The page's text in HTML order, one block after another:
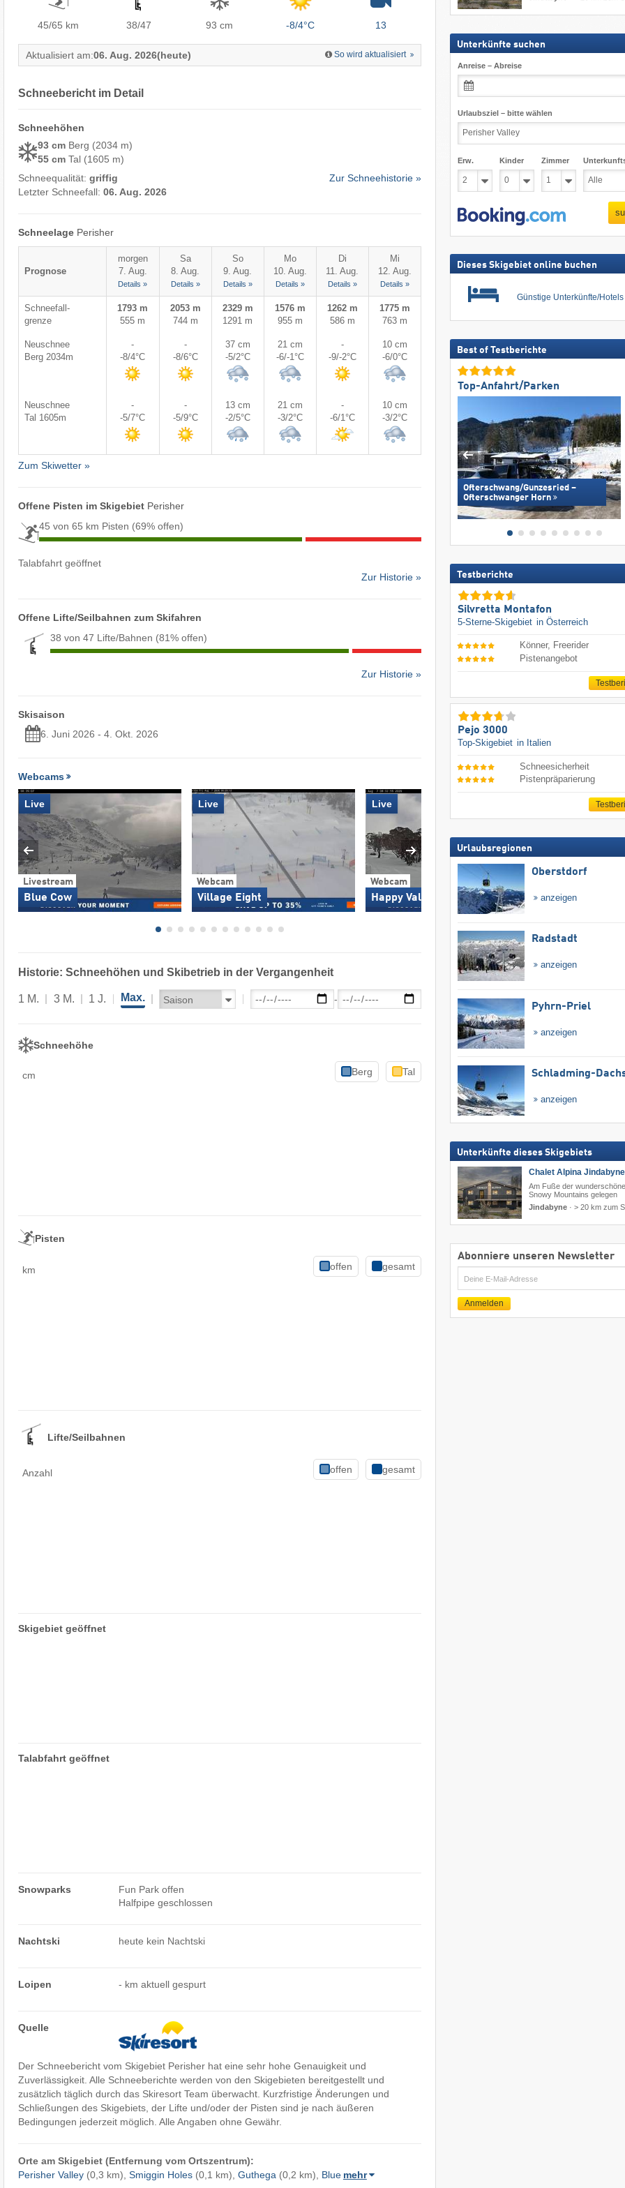
45/65 km 38/47 93 cm -8/4°C 13
Aktualisiert am:06. Aug. 2026(heute) So wird aktualisiert
Schneebericht im Detail
Schneehöhen
93 cm Berg (2034 m)
55 cm Tal (1605 m)
Schneequalität: griffig
Letzter Schneefall: 06. Aug. 2026
Zur Schneehistorie »
Schneelage Perisher
Prognose
morgen
7. Aug.
Details »
Sa
8. Aug.
Details »
So
9. Aug.
Details »
Mo
10. Aug.
Details »
Di
11. Aug.
Details »
Mi
12. Aug.
Details »
Schneefall-
grenze
1793 m
555 m
2053 m
744 m
2329 m
1291 m
1576 m
955 m
1262 m
586 m
1775 m
763 m
Neuschnee
Berg 2034m
-
-8/4°C
-
-8/6°C
37 cm
-5/2°C
21 cm
-6/-1°C
-
-9/-2°C
10 cm
-6/0°C
Neuschnee
Tal 1605m
-
-5/7°C
-
-5/9°C
13 cm
-2/5°C
21 cm
-3/2°C
-
-6/1°C
10 cm
-3/2°C
Zum Skiwetter »
Offene Pisten im Skigebiet Perisher
45 von 65 km Pisten (69% offen)
Talabfahrt geöffnet
Zur Historie »
Offene Lifte/Seilbahnen zum Skifahren
38 von 47 Lifte/Bahnen (81% offen)
Zur Historie »
Skisaison
6. Juni 2026 - 4. Okt. 2026
Webcams
Livestream
Blue Cow
Live
Webcam
Village Eight
Live
Webcam
Happy Valley
Live
Perisher Snow
Historie: Schneehöhen und Skibetrieb in der Vergangenheit
1 M. 3 M. 1 J. Max. -
Schneehöhe
cm Berg Tal
Pisten
km offen gesamt
Lifte/Seilbahnen
Anzahl offen gesamt
Skigebiet geöffnet
Talabfahrt geöffnet
Snowparks
Fun Park offen
Halfpipe geschlossen
Nachtski heute kein Nachtski
Loipen - km aktuell gespurt
Quelle
Der Schneebericht vom Skigebiet Perisher hat eine sehr hohe Genauigkeit und
Zuverlässigkeit. Alle Schneeberichte werden von den Skigebieten bereitgestellt und
zusätzlich täglich durch das Skiresort Team überwacht. Kurzfristige Änderungen und
Schließungen des Skigebiets, der Lifte und/oder der Pisten sind je nach äußeren
Bedingungen jederzeit möglich. Alle Angaben ohne Gewähr.
Orte am Skigebiet (Entfernung vom Ortszentrum):
Perisher Valley(0,3 km), Smiggin Holes(0,1 km), Guthega (0,2 km), Blue mehr
Unterkünfte suchen
Anreise – Abreise
Urlaubsziel – bitte wählen
Erw. Kinder Zimmer
Dieses Skigebiet online buchen
Günstige Unterkünfte/Hotels
Best of Testberichte
Top-Anfahrt/Parken
Ofterschwang/​Gunzesried –
Ofterschwanger Horn
Testberichte
Silvretta Montafon
5-Sterne-Skigebiet in Österreich
Könner, Freerider
Pistenangebot
Pejo 3000
Top-Skigebiet in Italien
Schneesicherheit
Pistenpräparierung
Urlaubsregionen
Oberstdorf
anzeigen
Radstadt
anzeigen
Pyhrn-Priel
anzeigen
Schladming-
anzeigen
Unterkünfte dieses Skigebiets
Chalet Alpina Jindabyne
Am Fuße der
Snowy Mountains gelegen
Jindabyne · > 20 km zum
Abonniere unseren Newsletter
E-
Mail
Anmelden